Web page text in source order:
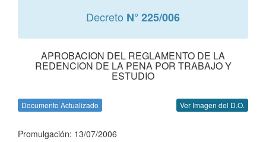
Decreto N° 225/006
APROBACION DEL REGLAMENTO DE LA
REDENCION DE LA PENA POR TRABAJO Y
ESTUDIO
Documento Actualizado Ver Imagen del D.O.
Promulgación: 13/07/2006